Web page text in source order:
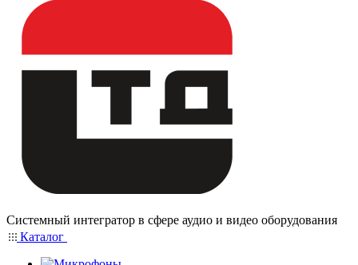
Системный интегратор в сфере аудио и видео оборудования
Каталог